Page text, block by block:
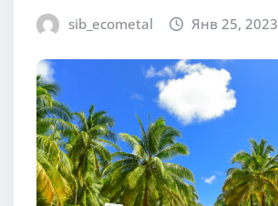
sib_ecometal Янв 25, 2023